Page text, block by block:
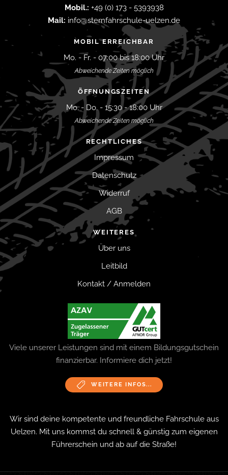
Mobil.: +49 (0) 173 - 5393938
Mail: info@sternfahrschule-uelzen.de
MOBIL ERREICHBAR
Mo. - Fr. - 07:00 bis 18:00 Uhr
Abweichende Zeiten möglich
ÖFFNUNGSZEITEN
Mo. - Do. - 15:30 - 18:00 Uhr
Abweichende Zeiten möglich
RECHTLICHES
Impressum
Datenschutz
Widerruf
AGB
WEITERES
Über uns
Leitbild
Kontakt / Anmelden
Viele unserer Leistungen sind mit einem Bildungsgutschein
finanzierbar. Informiere dich jetzt!
WEITERE INFOS...
Wir sind deine kompetente und freundliche Fahrschule aus
Uelzen. Mit uns kommst du schnell & günstig zum eigenen
Führerschein und ab auf die Straße!